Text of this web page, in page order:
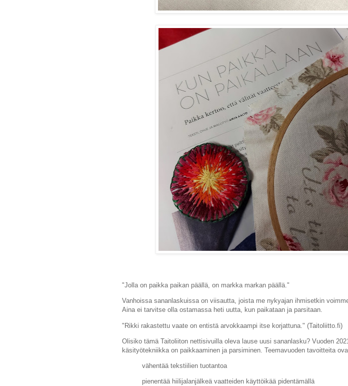
"Jolla on paikka paikan päällä, on markka markan päällä."
Vanhoissa sananlaskuissa on viisautta, joista me nykyajan ihmisetkin
Aina ei tarvitse olla ostamassa heti uutta, kun paikataan ja parsitaan.
"Rikki rakastettu vaate on entistä arvokkaampi itse korjattuna." (Taitoliitto.fi)
Olisiko tämä Taitoliiton nettisivuilla oleva lause uusi sananlasku? Vuoden 2021
käsityötekniikka on paikkaaminen ja parsiminen. Teemavuoden tavoitteita
vähentää tekstiilien tuotantoa
pienentää hiilijalanjälkeä vaatteiden käyttöikää pidentämällä